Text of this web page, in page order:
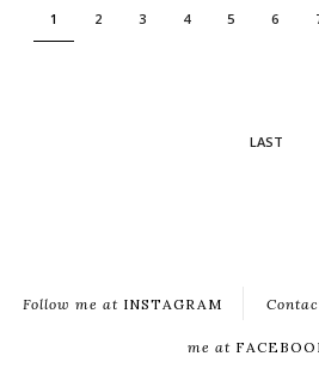
1 2 3 4 5 6
LAST
Follow me atINSTAGRAM
me at